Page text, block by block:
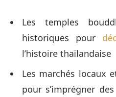
Les temples
historiques pour
l’histoire thaïlandaise
Les marchés locaux
pour s’imprégner